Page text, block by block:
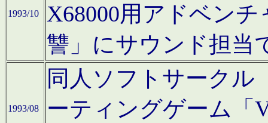
1993/10
X68000用アドベン
讐」にサウンド担当
1993/08
同人ソフトサークル
ーティングゲーム「